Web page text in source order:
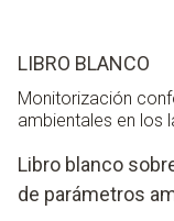
LIBRO BLANCO
Monitorización
ambientales en los
Libro blanco
de parámetros